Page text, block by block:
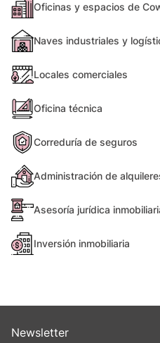
Oficinas y espacios de
Naves industriales y
Locales comerciales
Oficina técnica
Correduría de seguros
Administración de
Asesoría jurídica
Inversión inmobiliaria
Newsletter